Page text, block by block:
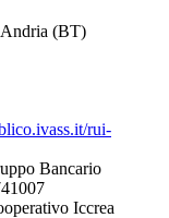
(BT)
rui-
Bancario
Iccrea